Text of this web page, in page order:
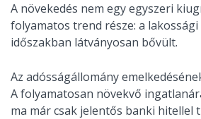
A növekedés nem egy egyszeri
folyamatos trend része: a
időszakban látványosan bővült.
Az adósságállomány
A folyamatosan növekvő
ma már csak jelentős banki hitellel